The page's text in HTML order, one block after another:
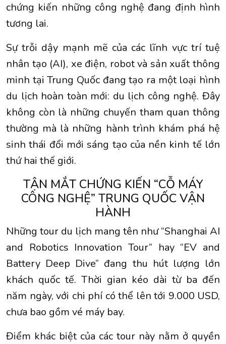
chứng kiến những công nghệ đang định hình
tương lai.
Sự trỗi dậy mạnh mẽ của các lĩnh vực trí tuệ
nhân tạo (AI), xe điện, robot và sản xuất thông
minh tại Trung Quốc đang tạo ra một loại hình
du lịch hoàn toàn mới: du lịch công nghệ. Đây
không còn là những chuyến tham quan thông
thường mà là những hành trình khám phá hệ
sinh thái đổi mới sáng tạo của nền kinh tế lớn
thứ hai thế giới.
TẬN MẮT CHỨNG KIẾN “CỖ MÁY
CÔNG NGHỆ” TRUNG QUỐC VẬN
HÀNH
Những tour du lịch mang tên như “Shanghai AI
and Robotics Innovation Tour” hay “EV and
Battery Deep Dive” đang thu hút lượng lớn
khách quốc tế. Thời gian kéo dài từ ba đến
năm ngày, với chi phí có thể lên tới 9.000 USD,
chưa bao gồm vé máy bay.
Điểm khác biệt của các tour này nằm ở quyền